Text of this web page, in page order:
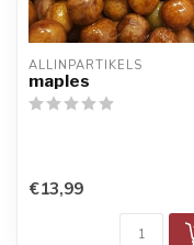
ALLINPARTIKELS
maples
€13,99